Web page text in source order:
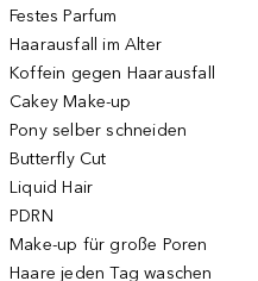
Festes Parfum
Haarausfall im Alter
Koffein gegen Haarausfall
Cakey Make-up
Pony selber schneiden
Butterfly Cut
Liquid Hair
PDRN
Make-up für große Poren
Haare jeden Tag waschen